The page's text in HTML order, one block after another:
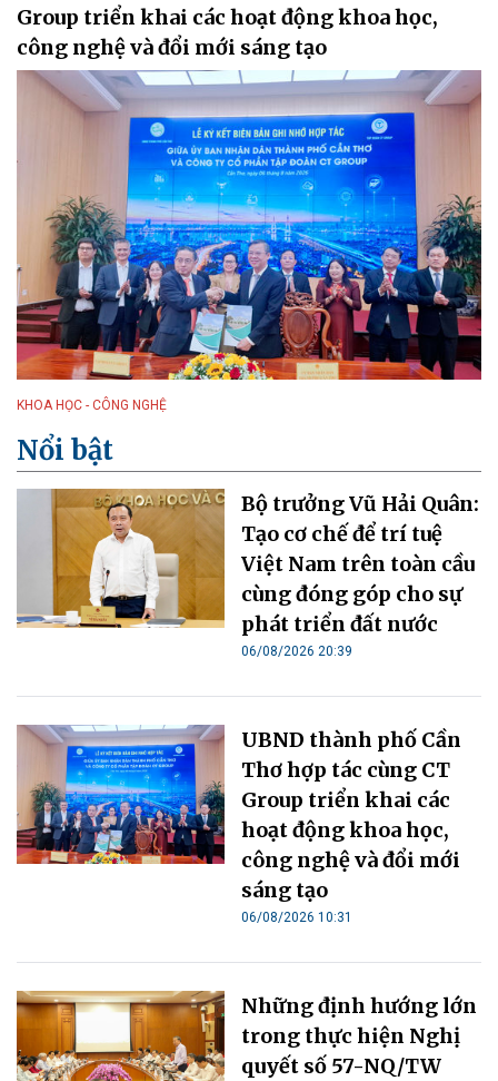
Group triển khai các hoạt động khoa học,
công nghệ và đổi mới sáng tạo
KHOA HỌC - CÔNG NGHỆ
Nổi bật
Bộ trưởng Vũ Hải Quân:
Tạo cơ chế để trí tuệ
Việt Nam trên toàn cầu
cùng đóng góp cho sự
phát triển đất nước
06/08/2026 20:39
UBND thành phố Cần
Thơ hợp tác cùng CT
Group triển khai các
hoạt động khoa học,
công nghệ và đổi mới
sáng tạo
06/08/2026 10:31
Những định hướng lớn
trong thực hiện Nghị
quyết số 57-NQ/TW